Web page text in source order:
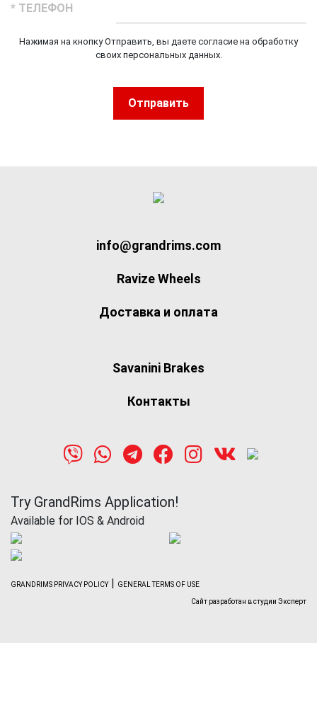
* ТЕЛЕФОН
Нажимая на кнопку Отправить, вы даете согласие на обработку
своих персональных данных.
Отправить
info@grandrims.com
Ravize Wheels
Доставка и оплата
Savanini Brakes
Контакты
Try GrandRims Application!
Available for IOS & Android
GRANDRIMS PRIVACY POLICY| GENERAL TERMS OF USE
Сайт разработан в студии Эксперт